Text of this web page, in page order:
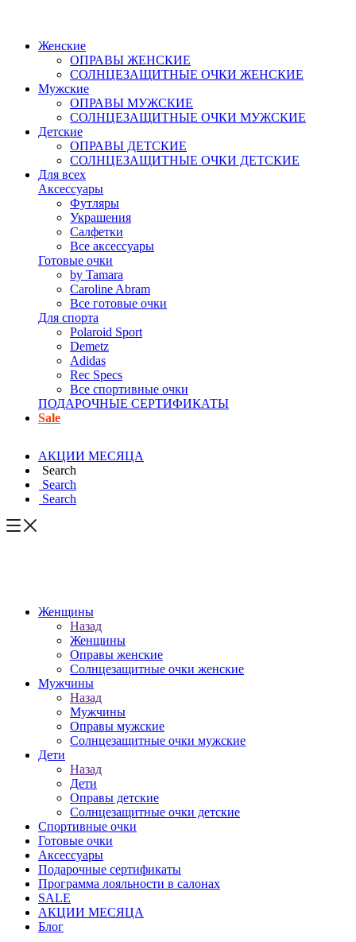
Женские
ОПРАВЫ ЖЕНСКИЕ
СОЛНЦЕЗАЩИТНЫЕ ОЧКИ ЖЕНСКИЕ
Мужские
ОПРАВЫ МУЖСКИЕ
СОЛНЦЕЗАЩИТНЫЕ ОЧКИ МУЖСКИЕ
Детские
ОПРАВЫ ДЕТСКИЕ
СОЛНЦЕЗАЩИТНЫЕ ОЧКИ ДЕТСКИЕ
Для всех
Аксессуары
Футляры
Украшения
Салфетки
Все аксессуары
Готовые очки
by Tamara
Caroline Abram
Все готовые очки
Для спорта
Polaroid Sport
Demetz
Adidas
Rec Specs
Все спортивные очки
ПОДАРОЧНЫЕ СЕРТИФИКАТЫ
Sale
АКЦИИ МЕСЯЦА
Search
Search
Search
Женщины
Назад
Женщины
Оправы женские
Солнцезащитные очки женские
Мужчины
Назад
Мужчины
Оправы мужские
Солнцезащитные очки мужские
Дети
Назад
Дети
Оправы детские
Солнцезащитные очки детские
Спортивные очки
Готовые очки
Аксессуары
Подарочные сертификаты
Программа лояльности в салонах
SALE
АКЦИИ МЕСЯЦА
Блог